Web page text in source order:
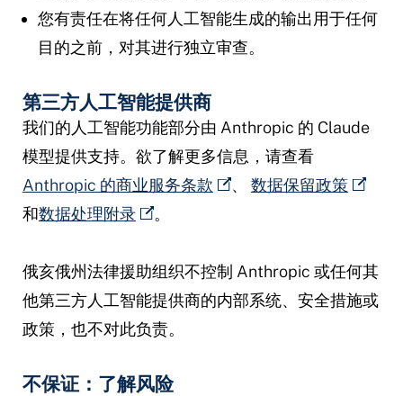
您有责任在将任何人工智能生成的输出用于任何
目的之前，对其进行独立审查。
第三方人工智能提供商
我们的人工智能功能部分由 Anthropic 的 Claude
模型提供支持。欲了解更多信息，请查看
Anthropic 的商业服务条款
、 数据保留政策
和数据处理附录 。
俄亥俄州法律援助组织不控制 Anthropic 或任何其
他第三方人工智能提供商的内部系统、安全措施或
政策，也不对此负责。
不保证：了解风险